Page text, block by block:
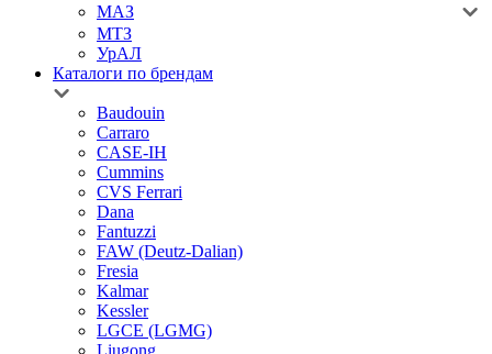
МАЗ
МТЗ
УрАЛ
Каталоги по брендам
Baudouin
Carraro
CASE-IH
Cummins
CVS Ferrari
Dana
Fantuzzi
FAW (Deutz-Dalian)
Fresia
Kalmar
Kessler
LGCE (LGMG)
Liugong